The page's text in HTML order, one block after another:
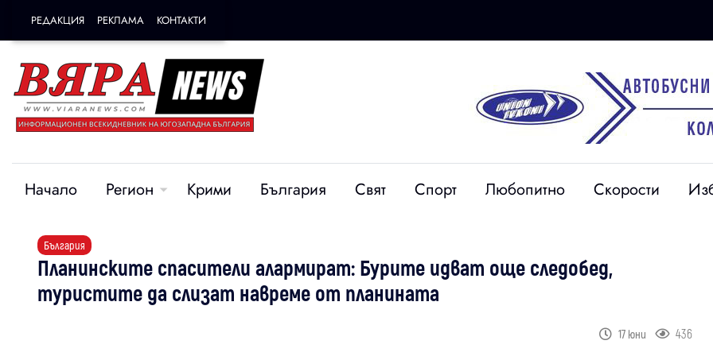
РЕДАКЦИЯ РЕКЛАМА КОНТАКТИ
Начало Регион Крими България Свят Спорт Любопитно Скорости
България
Планинските спасители алармират: Бурите идват още следобед,
туристите да слизат навреме от планината
17 юни 436